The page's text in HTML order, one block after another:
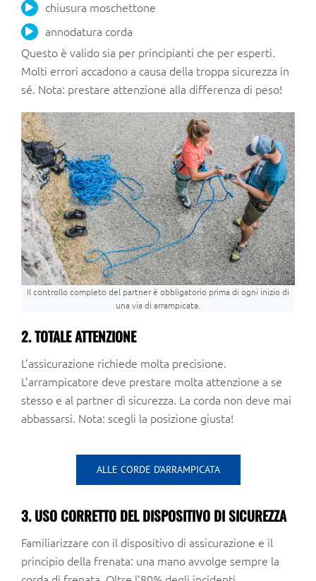
chiusura moschettone
annodatura corda
Questo è valido sia per principianti che per esperti.
Molti errori accadono a causa della troppa sicurezza in
sé. Nota: prestare attenzione alla differenza di peso!
Il controllo completo del partner è obbligatorio prima di ogni inizio di
una via di arrampicata.
2. TOTALE ATTENZIONE
L’assicurazione richiede molta precisione.
L’arrampicatore deve prestare molta attenzione a se
stesso e al partner di sicurezza. La corda non deve mai
abbassarsi. Nota: scegli la posizione giusta!
ALLE CORDE D’ARRAMPICATA
3. USO CORRETTO DEL DISPOSITIVO DI SICUREZZA
Familiarizzare con il dispositivo di assicurazione e il
principio della frenata: una mano avvolge sempre la